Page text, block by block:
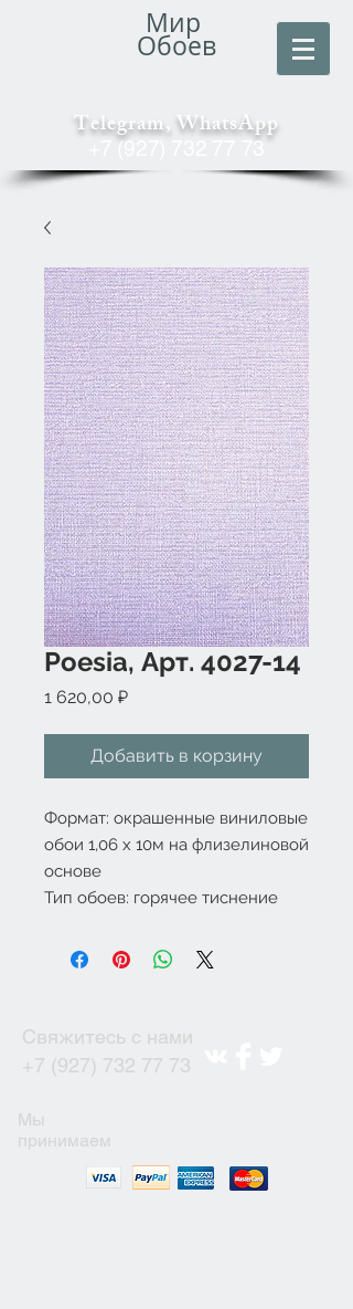
Мир
Обоев
Telegram, WhatsApp
+7 (927) 732 77 73
Poesia, Арт. 4027-14
1 620,00 ₽Цена
Добавить в корзину
Формат: окрашенные виниловые
обои 1,06 x 10м на флизелиновой
основе
Тип обоев: горячее тиснение
Свяжитесь с нами
+7 (927) 732 77 73
Мы
принимаем